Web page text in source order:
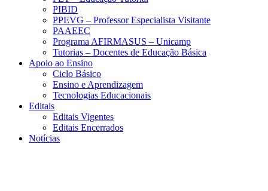
PIBID
PPEVG – Professor Especialista Visitante
PAAEEC
Programa AFIRMASUS – Unicamp
Tutorias – Docentes de Educação Básica
Apoio ao Ensino
Ciclo Básico
Ensino e Aprendizagem
Tecnologias Educacionais
Editais
Editais Vigentes
Editais Encerrados
Notícias